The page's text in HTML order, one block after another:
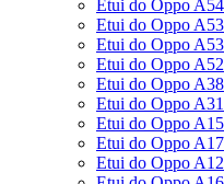
Etui do Oppo
Etui do Oppo
Etui do Oppo
Etui do Oppo
Etui do Oppo A38
Etui do Oppo A31
Etui do Oppo
Etui do Oppo A17
Etui do Oppo A12